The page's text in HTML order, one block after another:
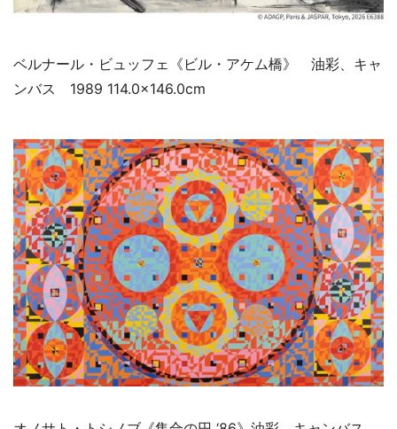
ベルナール・ビュッフェ《ビル・アケム橋》 油彩、キャ
ンバス 1989 114.0×146.0cm